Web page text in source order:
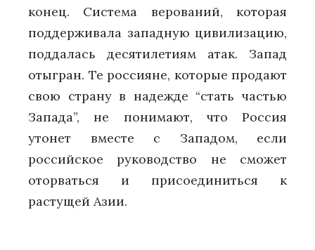
конец. Система верований, которая
поддерживала западную цивилизацию,
поддалась десятилетиям атак. Запад
отыгран. Те россияне, которые продают
свою страну в надежде “стать частью
Запада”, не понимают, что Россия
утонет вместе с Западом, если
российское руководство не сможет
оторваться и присоединиться к
растущей Азии.